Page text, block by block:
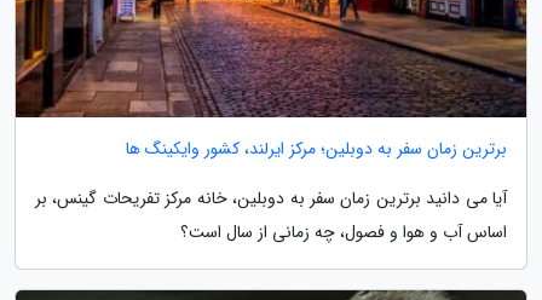
برترین زمان سفر به دوبلین؛ مرکز ایرلند، کشور وایکینگ ها
آیا می دانید برترین زمان سفر به دوبلین، خانه مرکز تفریحات گینس، بر
اساس آب و هوا و فصول، چه زمانی از سال است؟